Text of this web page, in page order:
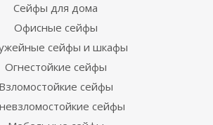
Сейфы для дома
Офисные сейфы
сейфы и шкафы
Огнестойкие сейфы
Взломостойкие сейфы
сейфы